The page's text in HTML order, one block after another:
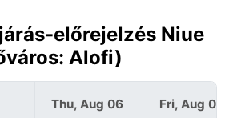
előrejelzés Niue
Alofi)
Thu, Aug 06 Fri, Aug 07